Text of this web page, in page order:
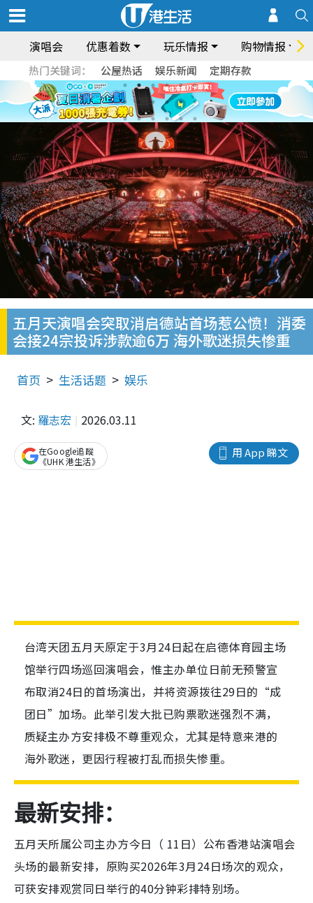
演唱会 优惠着数 玩乐情报 购物情报
热门关键词： 公屋热话 娱乐新闻 定期存款
五月天演唱会突取消启德站首场惹公愤！消委
会接24宗投诉涉款逾6万 海外歌迷损失惨重
首页 生活话题 娱乐
文: 羅志宏 2026.03.11
用 App 睇文
在Google追蹤
《UHK 港生活》
台湾天团五月天原定于3月24日起在启德体育园主场
馆举行四场巡回演唱会，惟主办单位日前无预警宣
布取消24日的首场演出，并将资源拨往29日的“成
团日”加场。此举引发大批已购票歌迷强烈不满，
质疑主办方安排极不尊重观众，尤其是特意来港的
海外歌迷，更因行程被打乱而损失惨重。
最新安排：
五月天所属公司主办方今日（ 11日）公布香港站演唱会
头场的最新安排，原购买2026年3月24日场次的观众，
可获安排观赏同日举行的40分钟彩排特别场。